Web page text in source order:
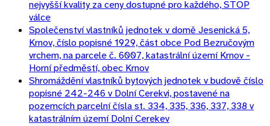
nejvyšší kvality za ceny dostupné pro každého, STOP
válce
Společenství vlastníků jednotek v domě Jesenická 5,
Krnov, číslo popisné 1929, část obce Pod Bezručovým
vrchem, na parcele č. 6007, katastrální území Krnov -
Horní předměstí, obec Krnov
Shromáždění vlastníků bytových jednotek v budově číslo
popisné 242-246 v Dolní Cerekvi, postavené na
pozemcích parcelní čísla st. 334, 335, 336, 337, 338 v
katastrálním území Dolní Cerekev